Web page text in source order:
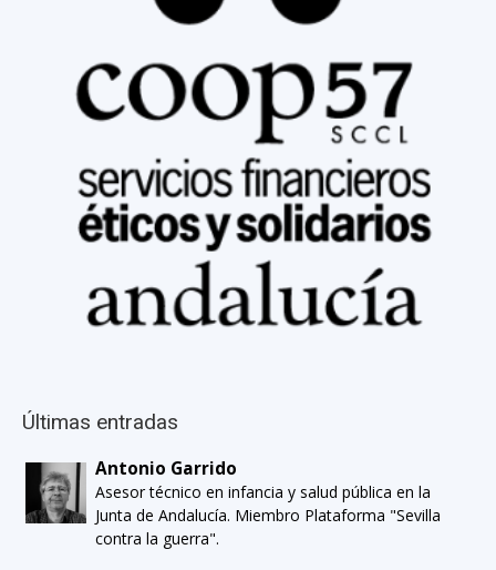
Últimas entradas
Antonio Garrido
Asesor técnico en infancia y salud pública en la
Junta de Andalucía. Miembro Plataforma "Sevilla
contra la guerra".